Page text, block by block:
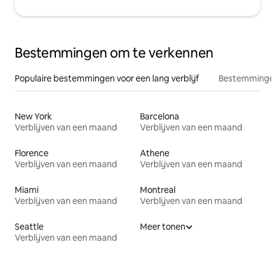
Bestemmingen om te verkennen
Populaire bestemmingen voor een lang verblijf
New York
Verblijven van een maand
Barcelona
Verblijven van een maand
Florence
Verblijven van een maand
Athene
Verblijven van een maand
Miami
Verblijven van een maand
Montreal
Verblijven van een maand
Seattle
Verblijven van een maand
Meer tonen